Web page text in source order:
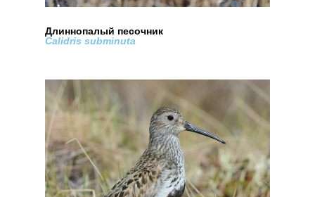
Длиннопалый песочник
Calidris subminuta